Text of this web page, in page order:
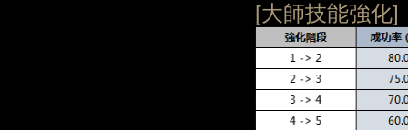
[大師技能強化]